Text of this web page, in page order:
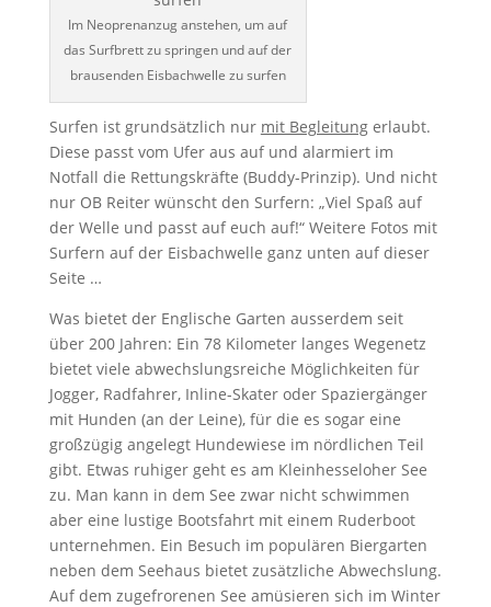
Im Neoprenanzug anstehen, um auf
das Surfbrett zu springen und auf der
brausenden Eisbachwelle zu surfen
Surfen ist grundsätzlich nur mit Begleitungerlaubt.
Diese passt vom Ufer aus auf und alarmiert im
Notfall die Rettungskräfte (Buddy-Prinzip). Und nicht
nur OB Reiter wünscht den Surfern: „Viel Spaß auf
der Welle und passt auf euch auf!“ Weitere Fotos mit
Surfern auf der Eisbachwelle ganz unten auf dieser
Seite …
Was bietet der Englische Garten ausserdem seit
über 200 Jahren: Ein 78 Kilometer langes Wegenetz
bietet viele abwechslungsreiche Möglichkeiten für
Jogger, Radfahrer, Inline-Skater oder Spaziergänger
mit Hunden (an der Leine), für die es sogar eine
großzügig angelegt Hundewiese im nördlichen Teil
gibt. Etwas ruhiger geht es am Kleinhesseloher See
zu. Man kann in dem See zwar nicht schwimmen
aber eine lustige Bootsfahrt mit einem Ruderboot
unternehmen. Ein Besuch im populären Biergarten
neben dem Seehaus bietet zusätzliche Abwechslung.
Auf dem zugefrorenen See amüsieren sich im Winter